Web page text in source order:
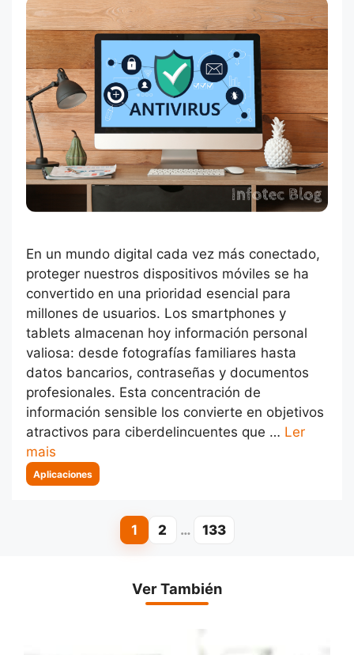
En un mundo digital cada vez más conectado,
proteger nuestros dispositivos móviles se ha
convertido en una prioridad esencial para
millones de usuarios. Los smartphones y
tablets almacenan hoy información personal
valiosa: desde fotografías familiares hasta
datos bancarios, contraseñas y documentos
profesionales. Esta concentración de
información sensible los convierte en objetivos
atractivos para ciberdelincuentes que … Ler
mais
Categorias
Aplicaciones
Page
1 Page
2 … Page
133
Ver También